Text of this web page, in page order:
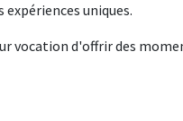
uniques.
vocation d'offrir des